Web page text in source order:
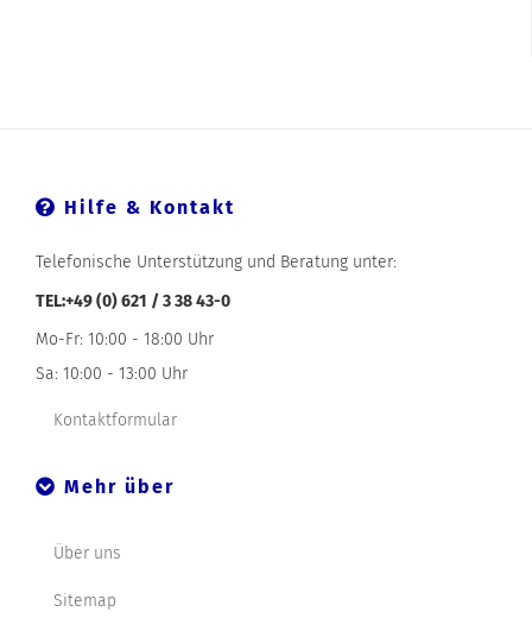
Hilfe & Kontakt
Telefonische Unterstützung und Beratung unter:
TEL:+49 (0) 621 / 3 38 43-0
Mo-Fr: 10:00 - 18:00 Uhr
Sa: 10:00 - 13:00 Uhr
Kontaktformular
Mehr über
Über uns
Sitemap